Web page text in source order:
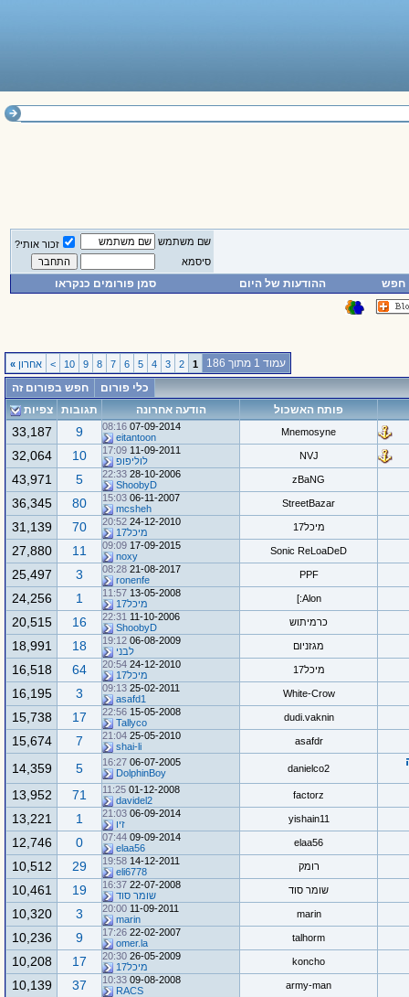
שם משתמש
זכור אותי?
סיסמא
חפש ההודעות של היום סמן פורומים כנקראו
עמוד 1 מתוך 186 1
2
3
4
5
6
7
8
9
10
> אחרון »
כלי פורום
חפש בפורום זה
פותח האשכול
הודעה אחרונה תגובות צפיות
Mnemosyne
07-09-2014
08:16
eitantoon
9
33,187
NVJ
11-09-2011
17:09
לוליפופ
10
32,064
zBaNG
28-10-2006
22:33
ShoobyD
5
43,971
StreetBazar
06-11-2007
15:03
mcsheh
80
36,345
מיכל17 24-12-2010
20:52
מיכל17
70
31,139
Sonic ReLoaDeD
17-09-2015
09:09
noxy
11
27,880
PPF
21-08-2017
08:28
ronenfe
3
25,497
Alon:]
13-05-2008
11:57
מיכל17
1
24,256
כרמיתוש 11-10-2006
22:31
ShoobyD
16
20,515
מגזניום 06-08-2009
19:12
לבני
18
18,991
מיכל17 24-12-2010
20:54
מיכל17
64
16,518
White-Crow
25-02-2011
09:13
asafd1
3
16,195
dudi.vaknin
15-05-2008
22:56
Tallyco
17
15,738
asafdr
25-05-2010
21:04
shai-li
7
15,674
danielco2
06-07-2005
16:27
DolphinBoy
5
14,359
factorz
01-12-2008
11:25
davidel2
71
13,952
yishain11
06-09-2014
21:03
זיו
1
13,221
elaa56
09-09-2014
07:44
elaa56
0
12,746
רומק 14-12-2011
19:58
eli6778
29
10,512
שומר סוד 22-07-2008
16:37
שומר סוד
19
10,461
marin
11-09-2011
20:00
marin
3
10,320
talhorm
22-02-2007
17:26
omer.la
9
10,236
koncho
26-05-2009
20:30
מיכל17
17
10,208
army-man
09-08-2008
10:33
RACS
37
10,139